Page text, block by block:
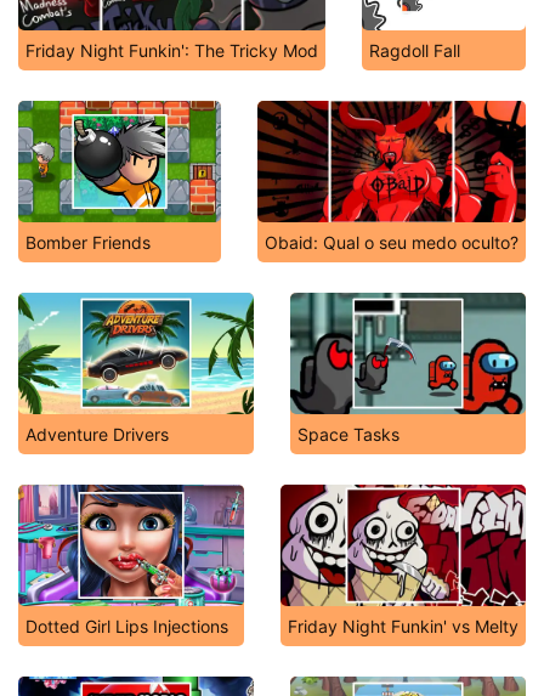
Friday Night Funkin': The Tricky Mod Ragdoll Fall
Bomber Friends Obaid: Qual o seu medo oculto?
Adventure Drivers Space Tasks
Dotted Girl Lips Injections Friday Night Funkin' vs Melty